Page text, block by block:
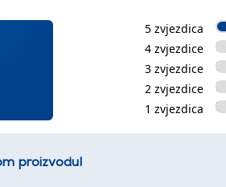
5 zvjezdica
4 zvjezdice
3 zvjezdice
2 zvjezdice
1 zvjezdica
proizvodu!